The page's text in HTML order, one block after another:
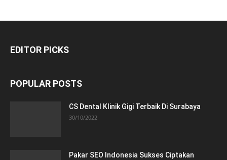
EDITOR PICKS
POPULAR POSTS
CS Dental Klinik Gigi Terbaik Di Surabaya
30/10/2022
Pakar SEO Indonesia Sukses Ciptakan